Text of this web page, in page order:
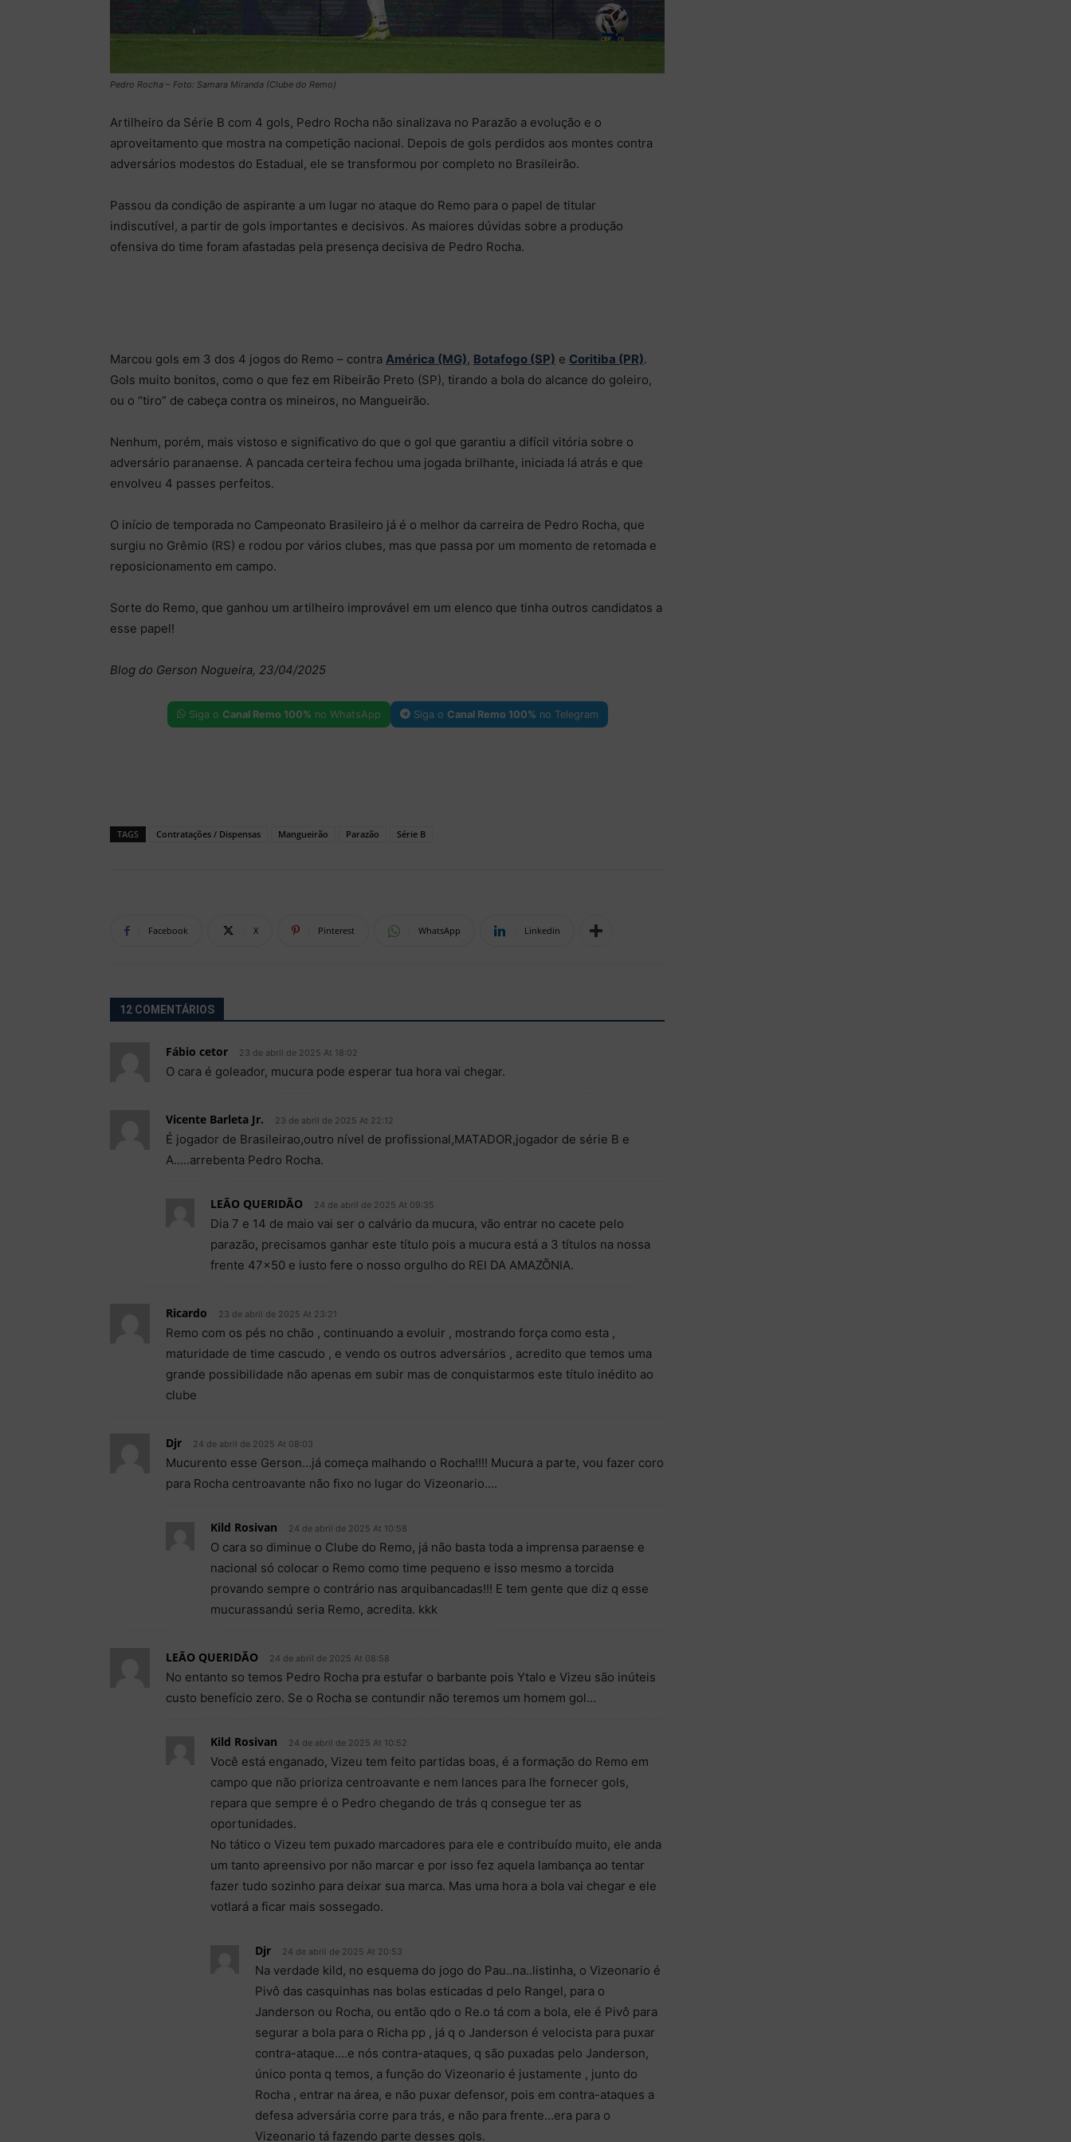
Pedro Rocha – Foto: Samara Miranda (Clube do Remo)
Artilheiro da Série B com 4 gols, Pedro Rocha não sinalizava no Parazão a evolução e o
aproveitamento que mostra na competição nacional. Depois de gols perdidos aos montes contra
adversários modestos do Estadual, ele se transformou por completo no Brasileirão.
Passou da condição de aspirante a um lugar no ataque do Remo para o papel de titular
indiscutível, a partir de gols importantes e decisivos. As maiores dúvidas sobre a produção
ofensiva do time foram afastadas pela presença decisiva de Pedro Rocha.
Marcou gols em 3 dos 4 jogos do Remo – contra América (MG), Botafogo (SP) e Coritiba (PR).
Gols muito bonitos, como o que fez em Ribeirão Preto (SP), tirando a bola do alcance do goleiro,
ou o “tiro” de cabeça contra os mineiros, no Mangueirão.
Nenhum, porém, mais vistoso e significativo do que o gol que garantiu a difícil vitória sobre o
adversário paranaense. A pancada certeira fechou uma jogada brilhante, iniciada lá atrás e que
envolveu 4 passes perfeitos.
O início de temporada no Campeonato Brasileiro já é o melhor da carreira de Pedro Rocha, que
surgiu no Grêmio (RS) e rodou por vários clubes, mas que passa por um momento de retomada e
reposicionamento em campo.
Sorte do Remo, que ganhou um artilheiro improvável em um elenco que tinha outros candidatos a
esse papel!
Blog do Gerson Nogueira, 23/04/2025
Siga o Canal Remo 100% no WhatsApp Siga o Canal Remo 100% no Telegram
TAGS Contratações / Dispensas Mangueirão Parazão Série B
Facebook X Pinterest WhatsApp Linkedin
12 COMENTÁRIOS
Fábio cetor 23 de abril de 2025 At 18:02
O cara é goleador, mucura pode esperar tua hora vai chegar.
Vicente Barleta Jr. 23 de abril de 2025 At 22:12
É jogador de Brasileirao,outro nível de profissional,MATADOR,jogador de série B e
A…..arrebenta Pedro Rocha.
LEÃO QUERIDÃO 24 de abril de 2025 At 09:35
Dia 7 e 14 de maio vai ser o calvário da mucura, vão entrar no cacete pelo
parazão, precisamos ganhar este título pois a mucura está a 3 títulos na nossa
frente 47×50 e iusto fere o nosso orgulho do REI DA AMAZÕNIA.
Ricardo 23 de abril de 2025 At 23:21
Remo com os pés no chão , continuando a evoluir , mostrando força como esta ,
maturidade de time cascudo , e vendo os outros adversários , acredito que temos uma
grande possibilidade não apenas em subir mas de conquistarmos este título inédito ao
clube
Djr 24 de abril de 2025 At 08:03
Mucurento esse Gerson…já começa malhando o Rocha!!!! Mucura a parte, vou fazer coro
para Rocha centroavante não fixo no lugar do Vizeonario….
Kild Rosivan 24 de abril de 2025 At 10:58
O cara so diminue o Clube do Remo, já não basta toda a imprensa paraense e
nacional só colocar o Remo como time pequeno e isso mesmo a torcida
provando sempre o contrário nas arquibancadas!!! E tem gente que diz q esse
mucurassandú seria Remo, acredita. kkk
LEÃO QUERIDÃO 24 de abril de 2025 At 08:58
No entanto so temos Pedro Rocha pra estufar o barbante pois Ytalo e Vizeu são inúteis
custo benefício zero. Se o Rocha se contundir não teremos um homem gol…
Kild Rosivan 24 de abril de 2025 At 10:52
Você está enganado, Vizeu tem feito partidas boas, é a formação do Remo em
campo que não prioriza centroavante e nem lances para lhe fornecer gols,
repara que sempre é o Pedro chegando de trás q consegue ter as
oportunidades.
No tático o Vizeu tem puxado marcadores para ele e contribuído muito, ele anda
um tanto apreensivo por não marcar e por isso fez aquela lambança ao tentar
fazer tudo sozinho para deixar sua marca. Mas uma hora a bola vai chegar e ele
votlará a ficar mais sossegado.
Djr 24 de abril de 2025 At 20:53
Na verdade kild, no esquema do jogo do Pau..na..listinha, o Vizeonario é
Pivô das casquinhas nas bolas esticadas d pelo Rangel, para o
Janderson ou Rocha, ou então qdo o Re.o tá com a bola, ele é Pivô para
segurar a bola para o Richa pp , já q o Janderson é velocista para puxar
contra-ataque….e nós contra-ataques, q são puxadas pelo Janderson,
único ponta q temos, a função do Vizeonario é justamente , junto do
Rocha , entrar na área, e não puxar defensor, pois em contra-ataques a
defesa adversária corre para trás, e não para frente…era para o
Vizeonario tá fazendo parte desses gols.